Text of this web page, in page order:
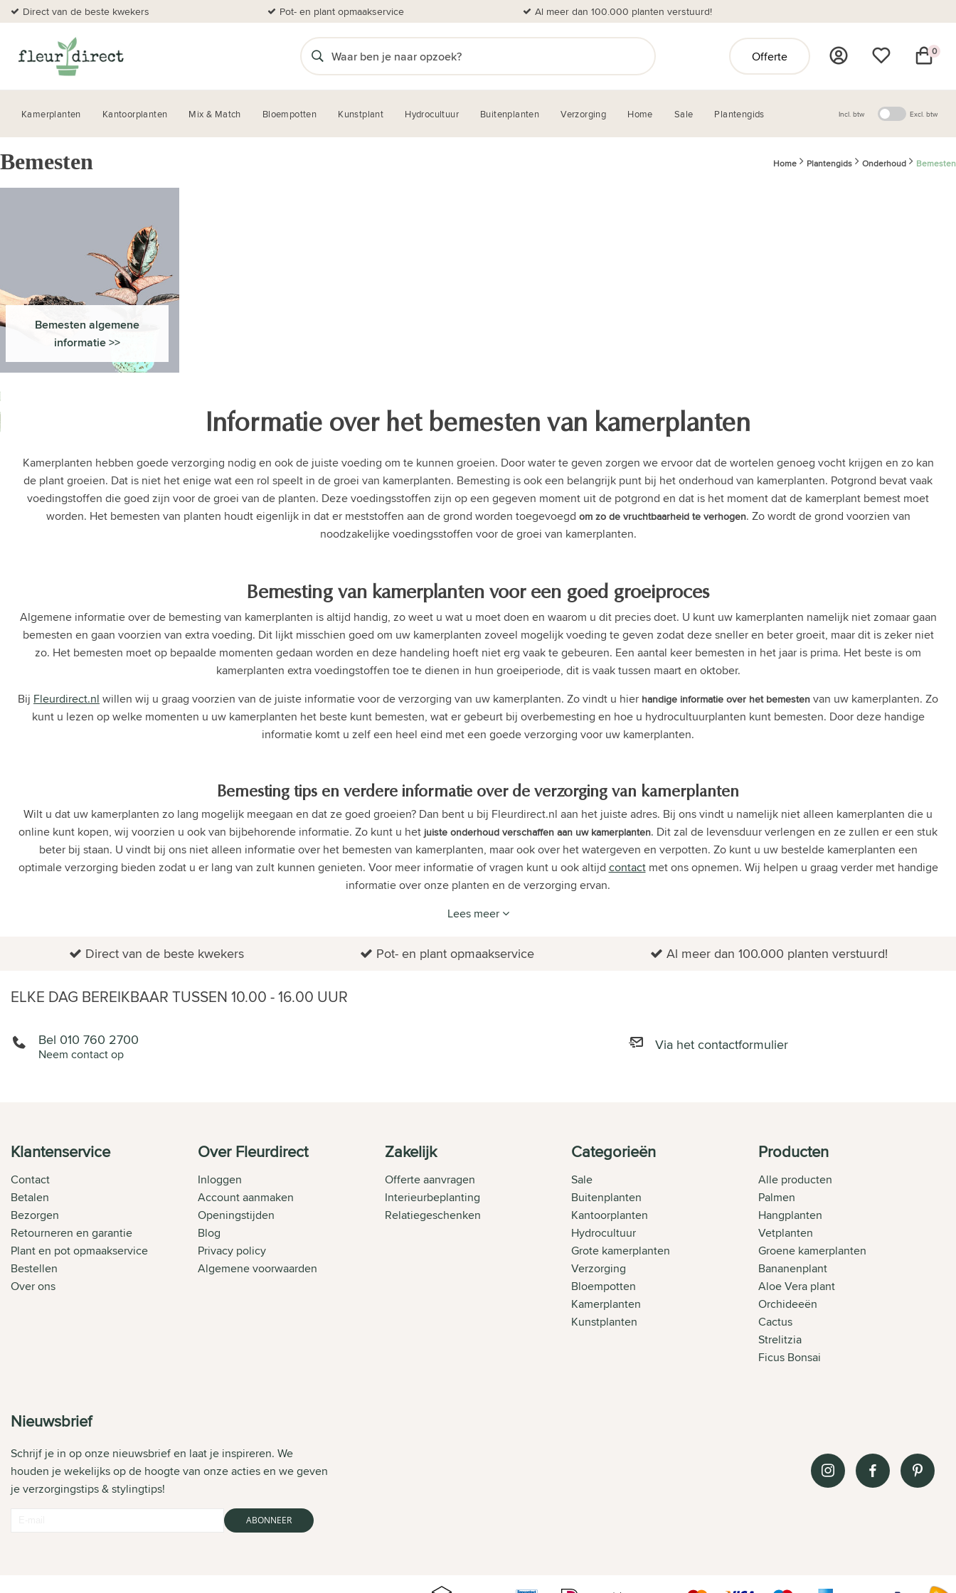
Direct van de beste kwekers Pot- en plant opmaakservice Al meer dan 100.000 planten verstuurd!
Offerte 0
Kamerplanten Kantoorplanten Mix & Match Bloempotten Kunstplant Hydrocultuur Buitenplanten Verzorging Home Sale Plantengids Incl. btw Excl. btw
Bemesten Home Plantengids Onderhoud Bemesten
Bemesten algemene
informatie >>
Informatie over het bemesten van kamerplanten
Kamerplanten hebben goede verzorging nodig en ook de juiste voeding om te kunnen groeien. Door water te geven zorgen we ervoor dat de wortelen genoeg vocht krijgen en zo kan
de plant groeien. Dat is niet het enige wat een rol speelt in de groei van kamerplanten. Bemesting is ook een belangrijk punt bij het onderhoud van kamerplanten. Potgrond bevat vaak
voedingstoffen die goed zijn voor de groei van de planten. Deze voedingsstoffen zijn op een gegeven moment uit de potgrond en dat is het moment dat de kamerplant bemest moet
worden. Het bemesten van planten houdt eigenlijk in dat er meststoffen aan de grond worden toegevoegd om zo de vruchtbaarheid te verhogen. Zo wordt de grond voorzien van
noodzakelijke voedingsstoffen voor de groei van kamerplanten.
Bemesting van kamerplanten voor een goed groeiproces
Algemene informatie over de bemesting van kamerplanten is altijd handig, zo weet u wat u moet doen en waarom u dit precies doet. U kunt uw kamerplanten namelijk niet zomaar gaan
bemesten en gaan voorzien van extra voeding. Dit lijkt misschien goed om uw kamerplanten zoveel mogelijk voeding te geven zodat deze sneller en beter groeit, maar dit is zeker niet
zo. Het bemesten moet op bepaalde momenten gedaan worden en deze handeling hoeft niet erg vaak te gebeuren. Een aantal keer bemesten in het jaar is prima. Het beste is om
kamerplanten extra voedingstoffen toe te dienen in hun groeiperiode, dit is vaak tussen maart en oktober.
Bij Fleurdirect.nl willen wij u graag voorzien van de juiste informatie voor de verzorging van uw kamerplanten. Zo vindt u hier handige informatie over het bemesten van uw kamerplanten. Zo
kunt u lezen op welke momenten u uw kamerplanten het beste kunt bemesten, wat er gebeurt bij overbemesting en hoe u hydrocultuurplanten kunt bemesten. Door deze handige
informatie komt u zelf een heel eind met een goede verzorging voor uw kamerplanten.
Bemesting tips en verdere informatie over de verzorging van kamerplanten
Wilt u dat uw kamerplanten zo lang mogelijk meegaan en dat ze goed groeien? Dan bent u bij Fleurdirect.nl aan het juiste adres. Bij ons vindt u namelijk niet alleen kamerplanten die u
online kunt kopen, wij voorzien u ook van bijbehorende informatie. Zo kunt u het juiste onderhoud verschaffen aan uw kamerplanten. Dit zal de levensduur verlengen en ze zullen er een stuk
beter bij staan. U vindt bij ons niet alleen informatie over het bemesten van kamerplanten, maar ook over het watergeven en verpotten. Zo kunt u uw bestelde kamerplanten een
optimale verzorging bieden zodat u er lang van zult kunnen genieten. Voor meer informatie of vragen kunt u ook altijd contactmet ons opnemen. Wij helpen u graag verder met handige
informatie over onze planten en de verzorging ervan.
Lees meer
Direct van de beste kwekers Pot- en plant opmaakservice Al meer dan 100.000 planten verstuurd!
ELKE DAG BEREIKBAAR TUSSEN 10.00 - 16.00 UUR
Bel 010 760 2700
Neem contact op
Via het contactformulier
Klantenservice
Contact
Betalen
Bezorgen
Retourneren en garantie
Plant en pot opmaakservice
Bestellen
Over ons
Over Fleurdirect
Inloggen
Account aanmaken
Openingstijden
Blog
Privacy policy
Algemene voorwaarden
Zakelijk
Offerte aanvragen
Interieurbeplanting
Relatiegeschenken
Categorieën
Sale
Buitenplanten
Kantoorplanten
Hydrocultuur
Grote kamerplanten
Verzorging
Bloempotten
Kamerplanten
Kunstplanten
Producten
Alle producten
Palmen
Hangplanten
Vetplanten
Groene kamerplanten
Bananenplant
Aloe Vera plant
Orchideeën
Cactus
Strelitzia
Ficus Bonsai
Nieuwsbrief
Schrijf je in op onze nieuwsbrief en laat je inspireren. We
houden je wekelijks op de hoogte van onze acties en we geven
je verzorgingstips & stylingtips!
ABONNEER